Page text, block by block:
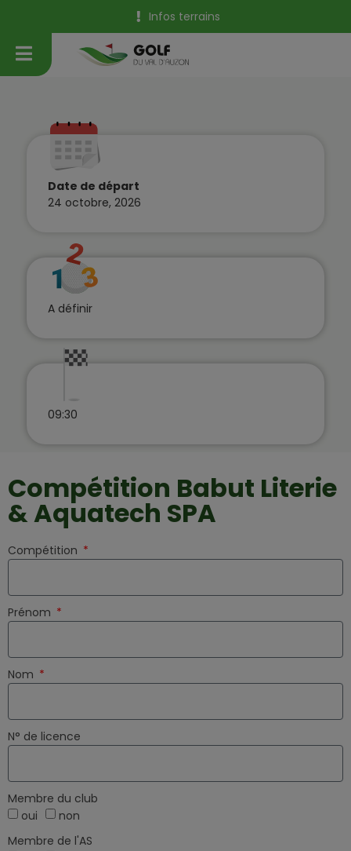
Infos terrains
Date de départ
24 octobre, 2026
A définir
09:30
Compétition Babut Literie
& Aquatech SPA
Compétition
Prénom
Nom
N° de licence
Membre du club
oui
non
Membre de l'AS